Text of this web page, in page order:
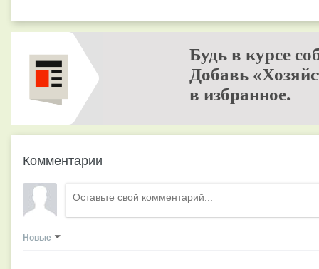
Будь в курсе
Добавь
в избранное.
Комментарии
Новые